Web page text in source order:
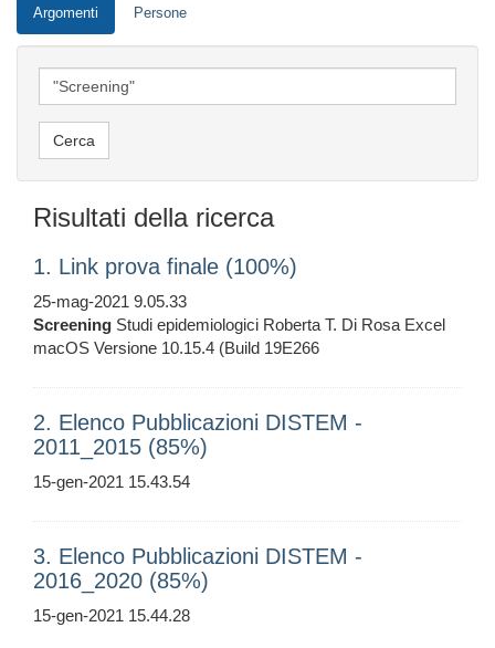
Argomenti Persone
Risultati della ricerca
1. Link prova finale (100%)
25-mag-2021 9.05.33
Screening Studi epidemiologici Roberta T. Di Rosa Excel
macOS Versione 10.15.4 (Build 19E266
2. Elenco Pubblicazioni DISTEM -
2011_2015 (85%)
15-gen-2021 15.43.54
3. Elenco Pubblicazioni DISTEM -
2016_2020 (85%)
15-gen-2021 15.44.28